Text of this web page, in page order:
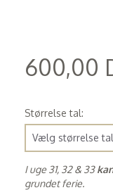
600,00
Størrelse tal:
I uge 31, 32 & 33
grundet ferie.